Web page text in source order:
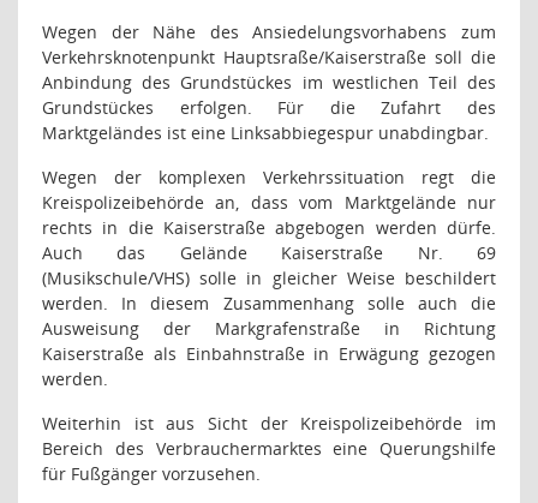
Wegen der Nähe des Ansiedelungsvorhabens zum
Verkehrsknotenpunkt Hauptsraße/Kaiserstraße soll die
Anbindung des Grundstückes im westlichen Teil des
Grundstückes erfolgen. Für die Zufahrt des
Marktgeländes ist eine Linksabbiegespur unabdingbar.
Wegen der komplexen Verkehrssituation regt die
Kreispolizeibehörde an, dass vom Marktgelände nur
rechts in die Kaiserstraße abgebogen werden dürfe.
Auch das Gelände Kaiserstraße Nr. 69
(Musikschule/VHS) solle in gleicher Weise beschildert
werden. In diesem Zusammenhang solle auch die
Ausweisung der Markgrafenstraße in Richtung
Kaiserstraße als Einbahnstraße in Erwägung gezogen
werden.
Weiterhin ist aus Sicht der Kreispolizeibehörde im
Bereich des Verbrauchermarktes eine Querungshilfe
für Fußgänger vorzusehen.